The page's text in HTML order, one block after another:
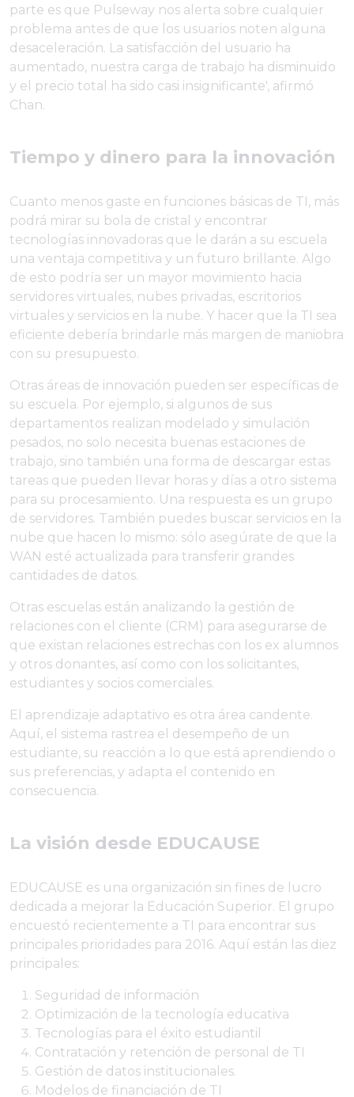
parte es que Pulseway nos alerta sobre cualquier
problema antes de que los usuarios noten alguna
desaceleración. La satisfacción del usuario ha
aumentado, nuestra carga de trabajo ha disminuido
y el precio total ha sido casi insignificante', afirmó
Chan.
Tiempo y dinero para la innovación
Cuanto menos gaste en funciones básicas de TI, más
podrá mirar su bola de cristal y encontrar
tecnologías innovadoras que le darán a su escuela
una ventaja competitiva y un futuro brillante. Algo
de esto podría ser un mayor movimiento hacia
servidores virtuales, nubes privadas, escritorios
virtuales y servicios en la nube. Y hacer que la TI sea
eficiente debería brindarle más margen de maniobra
con su presupuesto.
Otras áreas de innovación pueden ser específicas de
su escuela. Por ejemplo, si algunos de sus
departamentos realizan modelado y simulación
pesados, no solo necesita buenas estaciones de
trabajo, sino también una forma de descargar estas
tareas que pueden llevar horas y días a otro sistema
para su procesamiento. Una respuesta es un grupo
de servidores. También puedes buscar servicios en la
nube que hacen lo mismo: sólo asegúrate de que la
WAN esté actualizada para transferir grandes
cantidades de datos.
Otras escuelas están analizando la gestión de
relaciones con el cliente (CRM) para asegurarse de
que existan relaciones estrechas con los ex alumnos
y otros donantes, así como con los solicitantes,
estudiantes y socios comerciales.
El aprendizaje adaptativo es otra área candente.
Aquí, el sistema rastrea el desempeño de un
estudiante, su reacción a lo que está aprendiendo o
sus preferencias, y adapta el contenido en
consecuencia.
La visión desde EDUCAUSE
EDUCAUSE es una organización sin fines de lucro
dedicada a mejorar la Educación Superior. El grupo
encuestó recientemente a TI para encontrar sus
principales prioridades para 2016. Aquí están las diez
principales:
Seguridad de información
Optimización de la tecnología educativa
Tecnologías para el éxito estudiantil
Contratación y retención de personal de TI
Gestión de datos institucionales.
Modelos de financiación de TI